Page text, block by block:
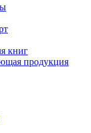
книг
продукция